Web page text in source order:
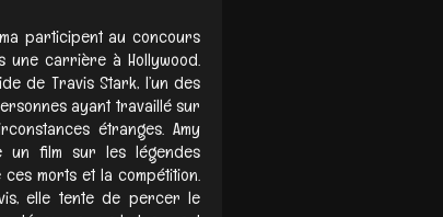
participent au concours
une carrière à Hollywood.
de Travis Stark, l’un des
ayant travaillé sur
étranges. Amy
un film sur les légendes
morts et la compétition.
elle tente de percer le